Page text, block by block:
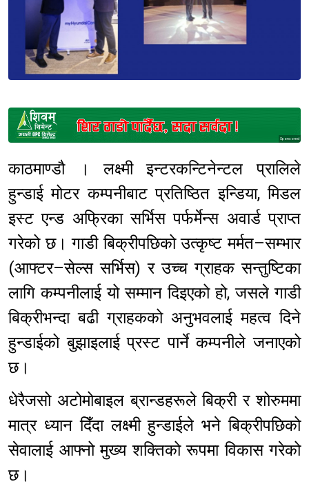
Sponsored
काठमाण्डौ । लक्ष्मी इन्टरकन्टिनेन्टल प्रालिले
हुन्डाई मोटर कम्पनीबाट प्रतिष्ठित इन्डिया, मिडल
इस्ट एन्ड अफ्रिका सर्भिस पर्फर्मेन्स अवार्ड प्राप्त
गरेको छ। गाडी बिक्रीपछिको उत्कृष्ट मर्मत–सम्भार
(आफ्टर–सेल्स सर्भिस) र उच्च ग्राहक सन्तुष्टिका
लागि कम्पनीलाई यो सम्मान दिइएको हो, जसले गाडी
बिक्रीभन्दा बढी ग्राहकको अनुभवलाई महत्व दिने
हुन्डाईको बुझाइलाई प्रस्ट पार्ने कम्पनीले जनाएको
छ।
धेरैजसो अटोमोबाइल ब्रान्डहरूले बिक्री र शोरुममा
मात्र ध्यान दिँदा लक्ष्मी हुन्डाईले भने बिक्रीपछिको
सेवालाई आफ्नो मुख्य शक्तिको रूपमा विकास गरेको
छ।